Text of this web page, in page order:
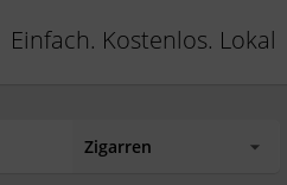
Einfach. Kostenlos. Lokal